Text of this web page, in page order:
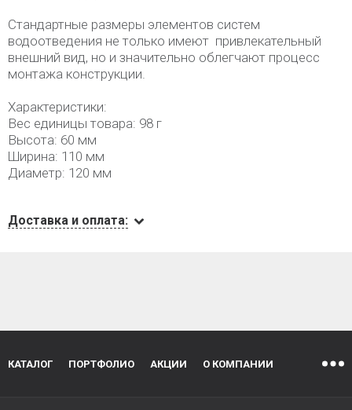
Стандартные размеры элементов систем
водоотведения не только имеют привлекательный
внешний вид, но и значительно облегчают процесс
монтажа конструкции.
Характеристики:
Вес единицы товара: 98 г
Высота: 60 мм
Ширина: 110 мм
Диаметр: 120 мм
Доставка и оплата:
КАТАЛОГ ПОРТФОЛИО АКЦИИ О КОМПАНИИ